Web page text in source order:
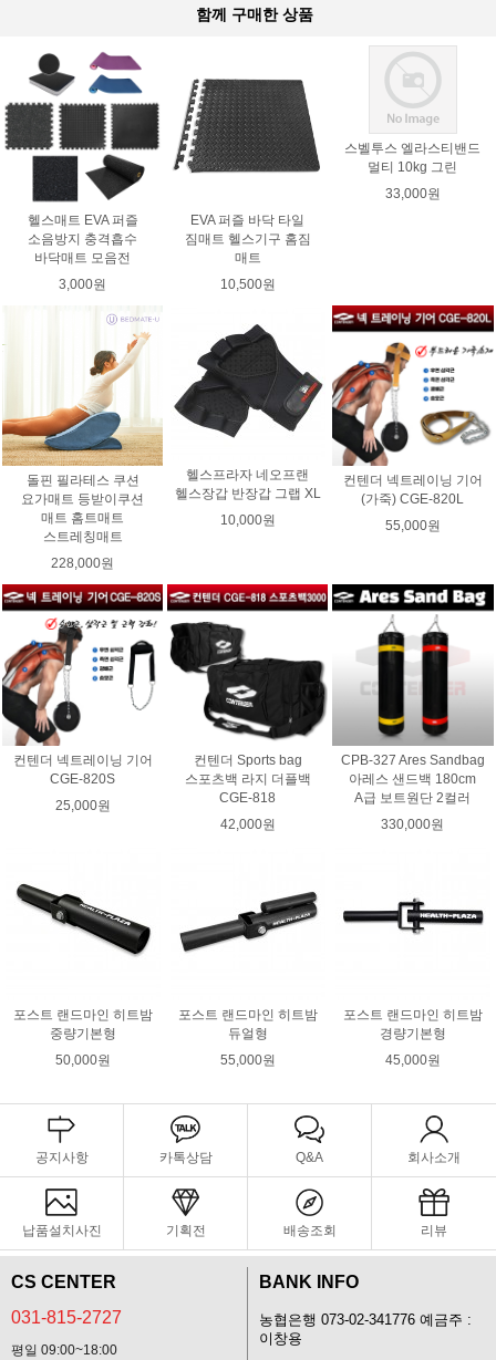
함께 구매한 상품
헬스매트 EVA 퍼즐
소음방지 충격흡수
바닥매트 모음전
3,000원
EVA 퍼즐 바닥 타일
짐매트 헬스기구 홈짐
매트
10,500원
스벨투스 엘라스티밴드
멀티 10kg 그린
33,000원
돌핀 필라테스 쿠션
요가매트 등받이쿠션
매트 홈트매트
스트레칭매트
228,000원
헬스프라자 네오프랜
헬스장갑 반장갑 그랩 XL
10,000원
컨텐더 넥트레이닝 기어
(가죽) CGE-820L
55,000원
컨텐더 넥트레이닝 기어
CGE-820S
25,000원
컨텐더 Sports bag
스포츠백 라지 더플백
CGE-818
42,000원
CPB-327 Ares Sandbag
아레스 샌드백 180cm
A급 보트원단 2컬러
330,000원
포스트 랜드마인 히트밤
중량기본형
50,000원
포스트 랜드마인 히트밤
듀얼형
55,000원
포스트 랜드마인 히트밤
경량기본형
45,000원
공지사항 카톡상담 Q&A 회사소개
납품설치사진 기획전 배송조회 리뷰
CS CENTER
031-815-2727
평일 09:00~18:00
BANK INFO
농협은행 073-02-341776 예금주 :
이창용